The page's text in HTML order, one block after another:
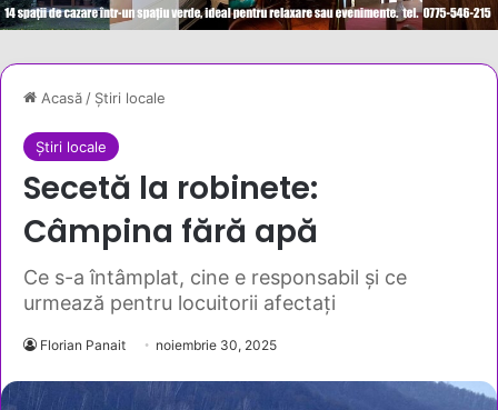
Acasă/ Știri locale
Știri locale
Secetă la robinete:
Câmpina fără apă
Ce s-a întâmplat, cine e responsabil și ce
urmează pentru locuitorii afectați
Florian Panait noiembrie 30, 2025